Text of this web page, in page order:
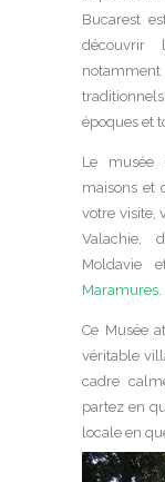
Bucarest
découvrir
époques et
Le musée
maisons et
votre visite,
Valachie,
Moldavie
Maramures
Ce Musée
véritable
cadre
partez en
locale en